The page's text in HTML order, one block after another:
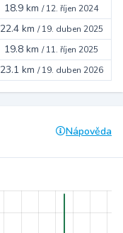
18.9 km /12. říjen 2024
22.4 km /19. duben 2025
19.8 km /11. říjen 2025
23.1 km /19. duben 2026
Nápověda